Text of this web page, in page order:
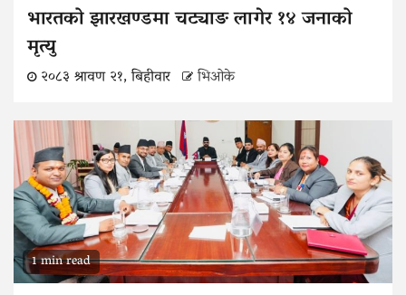
भारतको झारखण्डमा चट्याङ लागेर १४ जनाको
मृत्यु
२०८३ श्रावण २१, बिहीवार भिओके
1 min read